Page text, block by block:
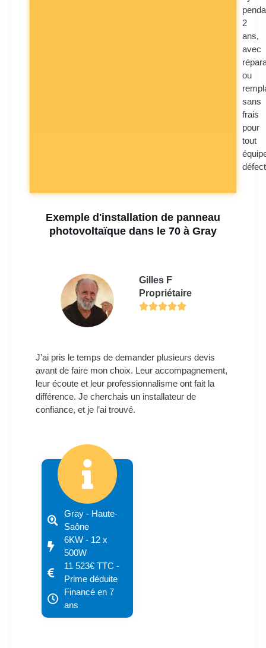
2
ans,
avec
ou
sans
frais
pour
tout
Exemple d'installation de panneau
photovoltaïque dans le 70 à Gray
Gilles F
Propriétaire
J’ai pris le temps de demander plusieurs devis
avant de faire mon choix. Leur accompagnement,
leur écoute et leur professionnalisme ont fait la
différence. Je cherchais un installateur de
confiance, et je l’ai trouvé.
Gray - Haute-
Saône
6KW - 12 x
500W
11 523€ TTC -
Prime déduite
Financé en 7
ans